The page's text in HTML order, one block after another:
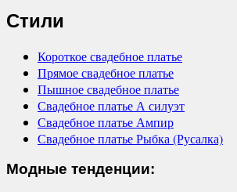
Стили
Короткое свадебное платье
Прямое свадебное платье
Пышное свадебное платье
Свадебное платье А силуэт
Свадебное платье Ампир
Свадебное платье Рыбка (Русалка)
Модные тенденции: